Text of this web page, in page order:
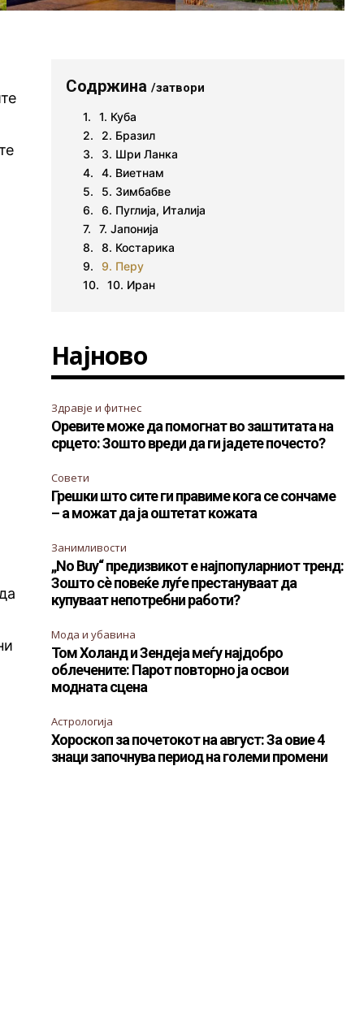
Содржина/затвори
1. Куба
2. Бразил
3. Шри Ланка
4. Виетнам
5. Зимбабве
6. Пуглија, Италија
7. Јапонија
8. Костарика
9. Перу
10. Иран
Најново
Здравје и фитнес
Оревите може да помогнат во заштитата на
срцето: Зошто вреди да ги јадете почесто?
Совети
Грешки што сите ги правиме кога се сончаме
– а можат да ја оштетат кожата
Занимливости
„No Buy“ предизвикот е најпопуларниот тренд:
Зошто сè повеќе луѓе престануваат да
купуваат непотребни работи?
Мода и убавина
Том Холанд и Зендеја меѓу најдобро
облечените: Парот повторно ја освои
модната сцена
Астрологија
Хороскоп за почетокот на август: За овие 4
знаци започнува период на големи промени